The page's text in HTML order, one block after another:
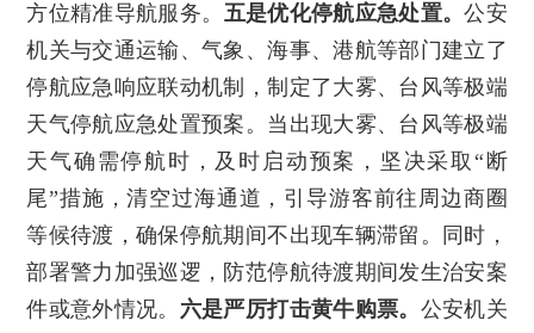
方位精准导航服务。 五是优化停航应急处置。公安
机关与交通运输、气象、海事、港航等部门建立了
停航应急响应联动机制，制定了大雾、台风等极端
天气停航应急处置预案。当出现大雾、台风等极端
天气确需停航时，及时启动预案，坚决采取“断
尾”措施，清空过海通道，引导游客前往周边商圈
等候待渡，确保停航期间不出现车辆滞留。同时，
部署警力加强巡逻，防范停航待渡期间发生治安案
件或意外情况。 六是严厉打击黄牛购票。 公安机关